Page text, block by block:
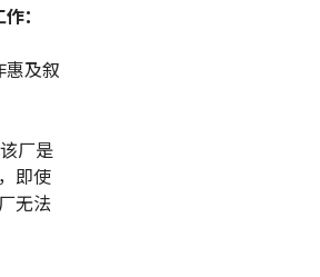
：
惠及叙
厂是
即使
无法